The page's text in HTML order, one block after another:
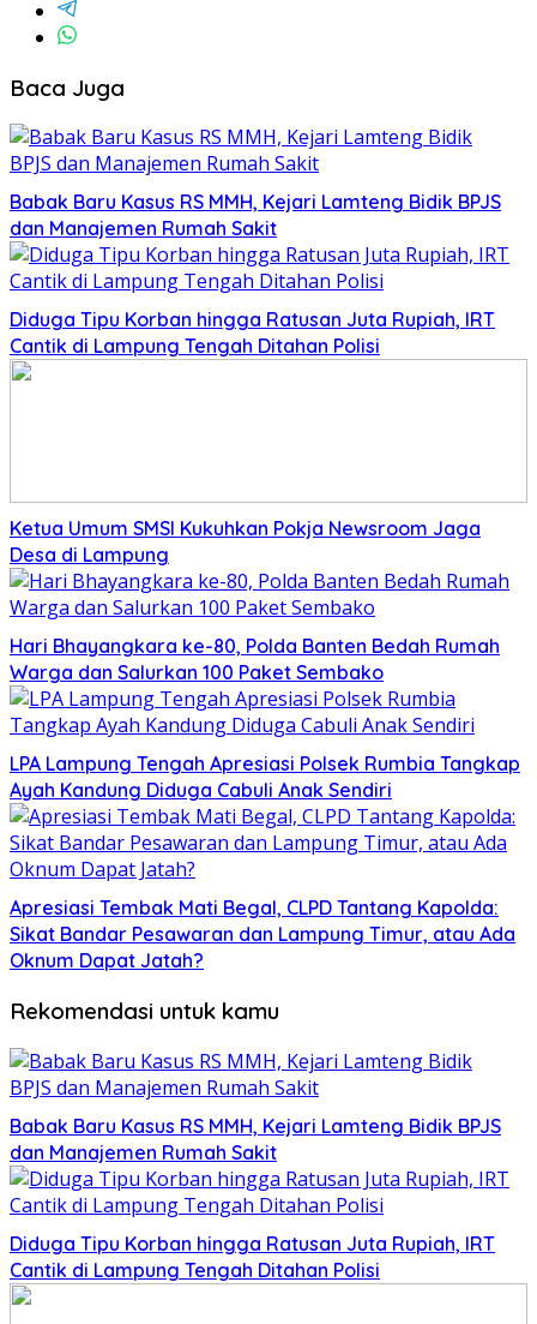
Baca Juga
Babak Baru Kasus RS MMH, Kejari Lamteng Bidik BPJS
dan Manajemen Rumah Sakit
Diduga Tipu Korban hingga Ratusan Juta Rupiah, IRT
Cantik di Lampung Tengah Ditahan Polisi
Ketua Umum SMSI Kukuhkan Pokja Newsroom Jaga
Desa di Lampung
Hari Bhayangkara ke-80, Polda Banten Bedah Rumah
Warga dan Salurkan 100 Paket Sembako
LPA Lampung Tengah Apresiasi Polsek Rumbia Tangkap
Ayah Kandung Diduga Cabuli Anak Sendiri
Apresiasi Tembak Mati Begal, CLPD Tantang Kapolda:
Sikat Bandar Pesawaran dan Lampung Timur, atau Ada
Oknum Dapat Jatah?
Rekomendasi untuk kamu
Babak Baru Kasus RS MMH, Kejari Lamteng Bidik BPJS
dan Manajemen Rumah Sakit
Diduga Tipu Korban hingga Ratusan Juta Rupiah, IRT
Cantik di Lampung Tengah Ditahan Polisi